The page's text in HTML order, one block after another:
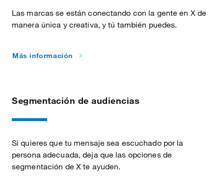
Las marcas se están conectando con la gente en X de
manera única y creativa, y tú también puedes.
Más información
Segmentación de audiencias
Si quieres que tu mensaje sea escuchado por la
persona adecuada, deja que las opciones de
segmentación de X te ayuden.